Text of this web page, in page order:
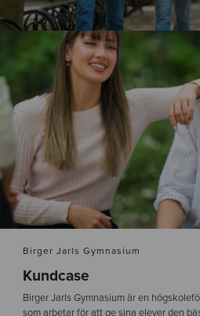
Birger Jarls Gymnasium
Kundcase
Birger Jarls Gymnasium är en
som arbetar för att ge sina elever den